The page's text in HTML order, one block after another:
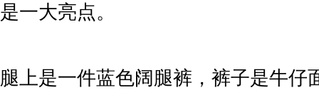
是一大亮点。
腿上是一件蓝色阔腿裤，裤子是牛仔